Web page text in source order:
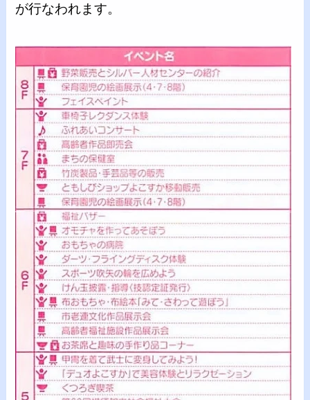
が行なわれます。